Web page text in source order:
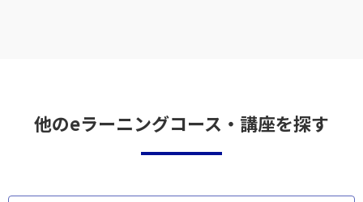
他のeラーニングコース・講座を探す